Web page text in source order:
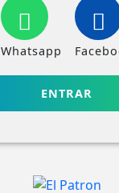
Whatsapp
ENTRAR